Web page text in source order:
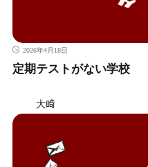
2026年4月18日
定期テストがない学校
大﨑